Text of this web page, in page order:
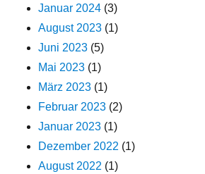
Januar 2024 (3)
August 2023 (1)
Juni 2023 (5)
Mai 2023 (1)
März 2023 (1)
Februar 2023 (2)
Januar 2023 (1)
Dezember 2022 (1)
August 2022 (1)